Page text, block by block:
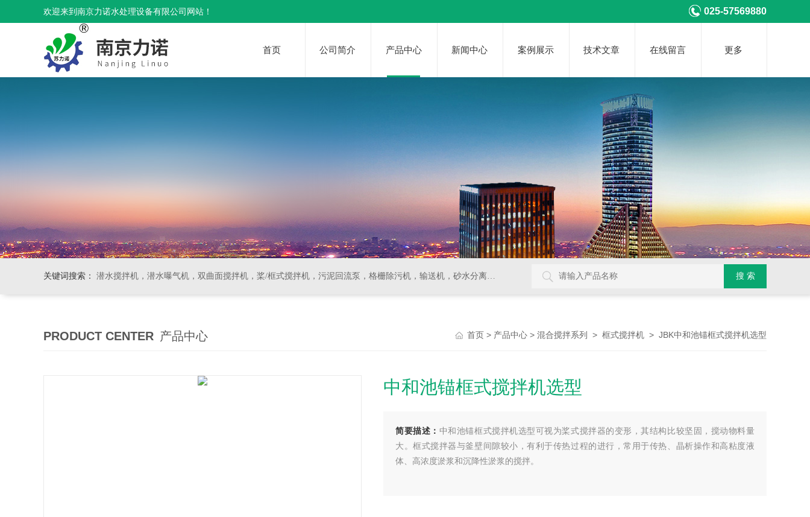
欢迎来到南京力诺水处理设备有限公司网站！ 025-57569880
首页 公司简介 产品中心 新闻中心 案例展示 技术文章 在线留言 更多
关键词搜索： 潜水搅拌机，潜水曝气机，双曲面搅拌机，桨/框式搅拌机，污泥回流泵，格栅除污机，输送机，砂水分离器等水处理设备
PRODUCT CENTER 产品中心 首页 > 产品中心 > 混合搅拌系列 > 框式搅拌机 > JBK中和池锚框式搅拌机选型
中和池锚框式搅拌机选型
简要描述： 中和池锚框式搅拌机选型可视为桨式搅拌器的变形，其结构比较坚固，搅动物料量
大。框式搅拌器与釜壁间隙较小，有利于传热过程的进行，常用于传热、晶析操作和高粘度液
体、高浓度淤浆和沉降性淤浆的搅拌。